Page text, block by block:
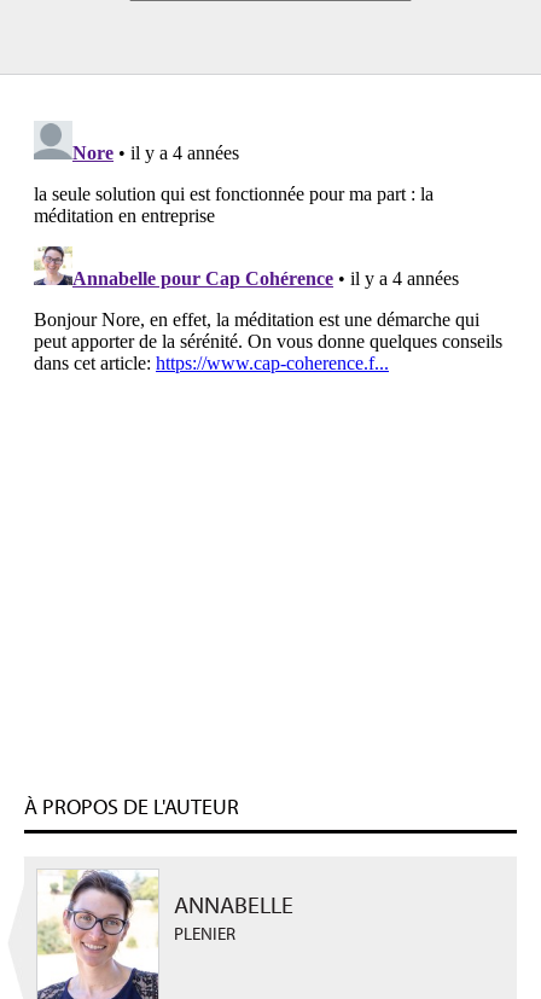
À PROPOS DE L'AUTEUR
ANNABELLE
PLENIER